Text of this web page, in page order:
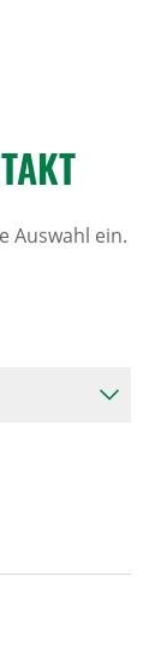
Auswahl ein.